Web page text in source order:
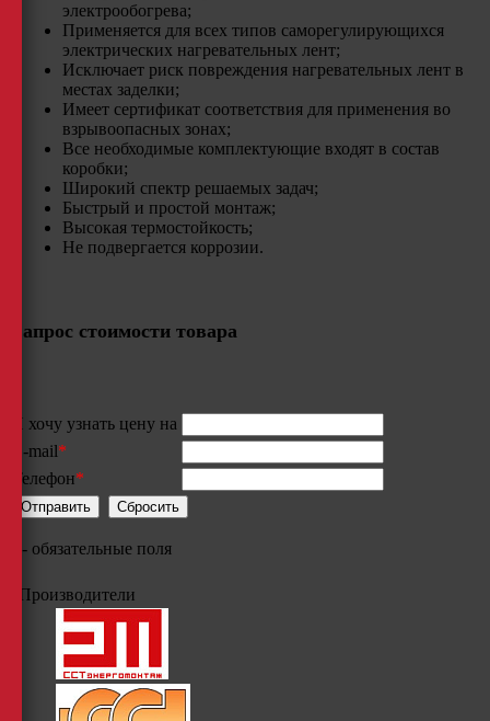
электрообогрева;
Применяется для всех типов саморегулирующихся
электрических нагревательных лент;
Исключает риск повреждения нагревательных лент в
местах заделки;
Имеет сертификат соответствия для применения во
взрывоопасных зонах;
Все необходимые комплектующие входят в состав
коробки;
Широкий спектр решаемых задач;
Быстрый и простой монтаж;
Высокая термостойкость;​
Не подвергается коррозии.
Запрос стоимости товара
Я хочу узнать цену на
E-mail*
Телефон*
- обязательные поля
Производители